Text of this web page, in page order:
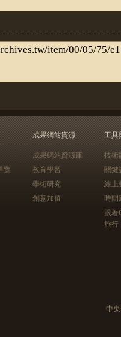
覽
成果網站資源
成果網站資源庫
教育學習
學術研究
創意加值
工具
技術
關鍵
線上
時間
跟
旅行
中